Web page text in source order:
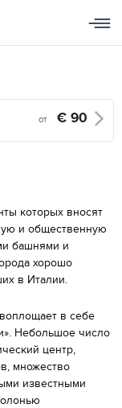
от € 90
которых вносят
и общественную
башнями и
хорошо
в Италии.
в себе
Небольшое число
центр,
множество
известными